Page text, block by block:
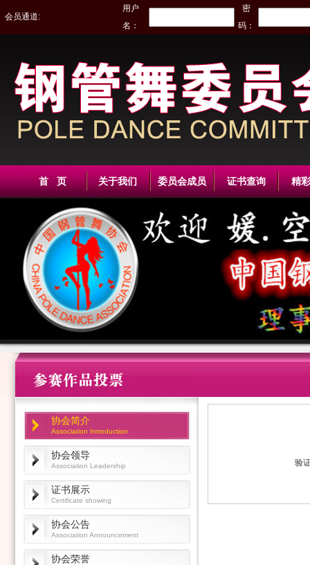
会员通道:
用户
名：
密
码：
首 页 关于我们 委员会成员 证书查询 精
协会简介
Association Introduction
协会领导
Association Leadership
证书展示
Certificate showing
协会公告
Association Announcement
协会荣誉
验